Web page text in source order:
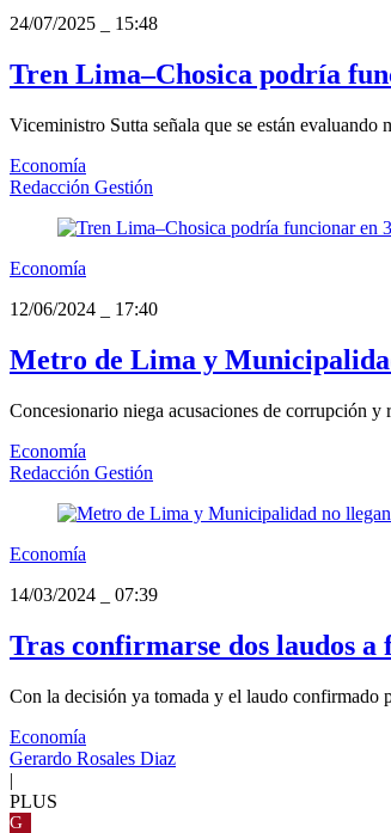
24/07/2025
15:48
Tren Lima–Chosica podría
Viceministro Sutta señala que se están evaluando
Economía
Redacción Gestión
Economía
12/06/2024
17:40
Metro de Lima y
Concesionario niega acusaciones de corrupción
Economía
Redacción Gestión
Economía
14/03/2024
07:39
Tras confirmarse dos laudos a
Con la decisión ya tomada y el laudo confirmado
Economía
Gerardo Rosales Diaz
|
PLUS
G